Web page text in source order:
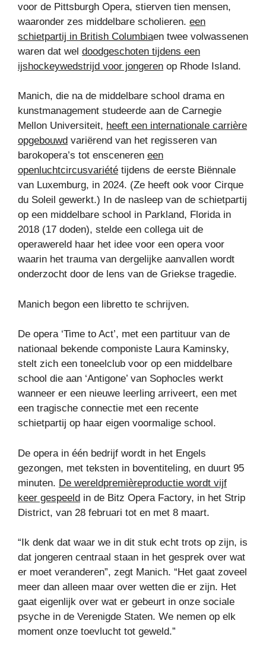
voor de Pittsburgh Opera, stierven tien mensen,
waaronder zes middelbare scholieren. een
schietpartij in British Columbiaen twee volwassenen
waren dat wel doodgeschoten tijdens een
ijshockeywedstrijd voor jongeren op Rhode Island.
Manich, die na de middelbare school drama en
kunstmanagement studeerde aan de Carnegie
Mellon Universiteit, heeft een internationale carrière
opgebouwd variërend van het regisseren van
barokopera’s tot ensceneren een
openluchtcircusvariété tijdens de eerste Biënnale
van Luxemburg, in 2024. (Ze heeft ook voor Cirque
du Soleil gewerkt.) In de nasleep van de schietpartij
op een middelbare school in Parkland, Florida in
2018 (17 doden), stelde een collega uit de
operawereld haar het idee voor een opera voor
waarin het trauma van dergelijke aanvallen wordt
onderzocht door de lens van de Griekse tragedie.
Manich begon een libretto te schrijven.
De opera ‘Time to Act’, met een partituur van de
nationaal bekende componiste Laura Kaminsky,
stelt zich een toneelclub voor op een middelbare
school die aan ‘Antigone’ van Sophocles werkt
wanneer er een nieuwe leerling arriveert, een met
een tragische connectie met een recente
schietpartij op haar eigen voormalige school.
De opera in één bedrijf wordt in het Engels
gezongen, met teksten in boventiteling, en duurt 95
minuten. De wereldpremièreproductie wordt vijf
keer gespeeld in de Bitz Opera Factory, in het Strip
District, van 28 februari tot en met 8 maart.
“Ik denk dat waar we in dit stuk echt trots op zijn, is
dat jongeren centraal staan ​​in het gesprek over wat
er moet veranderen”, zegt Manich. “Het gaat zoveel
meer dan alleen maar over wetten die er zijn. Het
gaat eigenlijk over wat er gebeurt in onze sociale
psyche in de Verenigde Staten. We nemen op elk
moment onze toevlucht tot geweld.”